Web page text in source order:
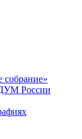
собрание»
России